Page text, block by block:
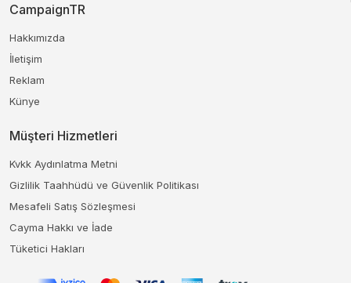
CampaignTR
Hakkımızda
İletişim
Reklam
Künye
Müşteri Hizmetleri
Kvkk Aydınlatma Metni
Gizlilik Taahhüdü ve Güvenlik Politikası
Mesafeli Satış Sözleşmesi
Cayma Hakkı ve İade
Tüketici Hakları